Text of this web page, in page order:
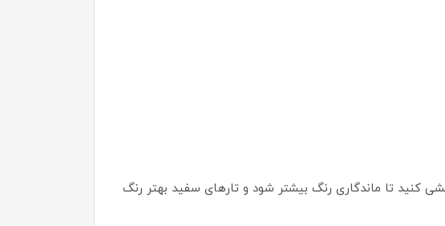
کنید تا ماندگاری رنگ بیشتر شود و تارهای سفید بهتر رنگ